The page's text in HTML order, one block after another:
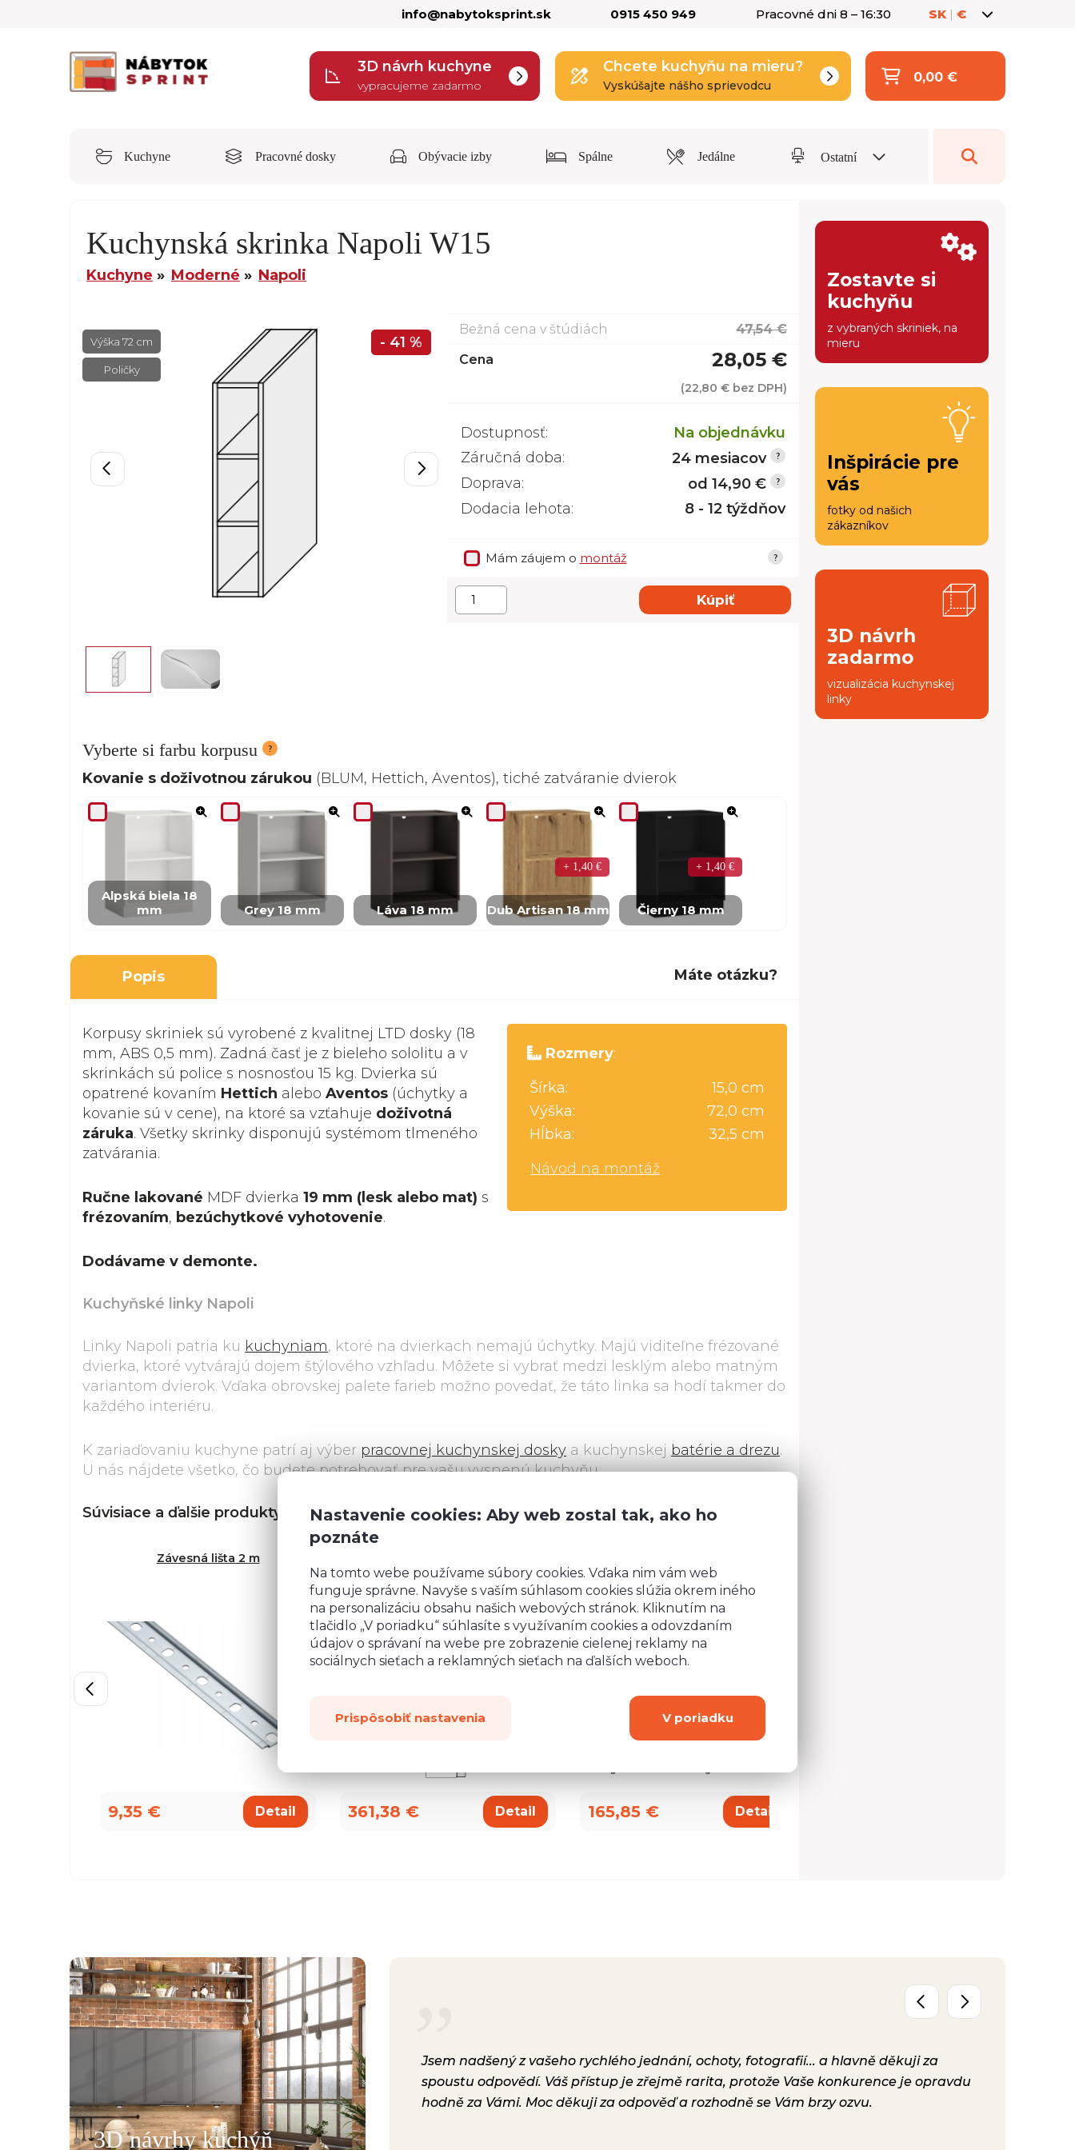
info@nabytoksprint.sk 0915 450 949 Pracovné dni 8 – 16:30 SK | €
3D návrh kuchyne
vypracujeme zadarmo
Chcete kuchyňu na mieru?
Vyskúšajte nášho sprievodcu
0,00 €
Kuchyne Pracovné dosky Obývacie izby Spálne Jedálne Ostatní
Kuchynská skrinka Napoli W15
Kuchyne Moderné Napoli
Výška 72 cm
Poličky
- 41 %
Bežná cena v štúdiách
47,54 €
Cena
28,05 €
(22,80 € bez DPH)
Dostupnosť:
Na objednávku
Záručná doba:
24 mesiacov
Doprava:
od 14,90 €
Dodacia lehota:
8 - 12 týždňov
Mám záujem o montáž
Kúpiť
Vyberte si farbu korpusu
Kovanie s doživotnou zárukou (BLUM, Hettich, Aventos), tiché zatváranie dvierok
Alpská biela 18
mm
Grey 18 mm Láva 18 mm Dub Artisan 18 mm
+ 1,40 €
Čierny 18 mm
+ 1,40 €
Popis Máte otázku?
Rozmery:
Šírka:
15,0 cm
Výška:
72,0 cm
Hĺbka:
32,5 cm
Návod na montáž
Korpusy skriniek sú vyrobené z kvalitnej LTD dosky (18
mm, ABS 0,5 mm). Zadná časť je z bieleho sololitu a v
skrinkách sú police s nosnosťou 15 kg. Dvierka sú
opatrené kovaním Hettich alebo Aventos (úchytky a
kovanie sú v cene), na ktoré sa vzťahuje doživotná
záruka. Všetky skrinky disponujú systémom tlmeného
zatvárania.
Ručne lakované MDF dvierka 19 mm (lesk alebo mat) s
frézovaním, bezúchytkové vyhotovenie.
Dodávame v demonte.
Kuchyňské linky Napoli
Linky Napoli patria ku kuchyniam, ktoré na dvierkach nemajú úchytky. Majú viditeľne frézované
dvierka, ktoré vytvárajú dojem štýlového vzhľadu. Môžete si vybrať medzi lesklým alebo matným
variantom dvierok. Vďaka obrovskej palete farieb možno povedať, že táto linka sa hodí takmer do
každého interiéru.
K zariaďovaniu kuchyne patrí aj výber pracovnej kuchynskej dosky a kuchynskej batérie a drezu.
U nás nájdete všetko, čo budete potrebovať pre vašu vysnenú kuchyňu.
Súvisiace a ďalšie produkty z raduNapoli
Závesná lišta 2 m
9,35 € Detail 361,38 € Detail 165,85 € Detail
Zostavte si
kuchyňu
z vybraných skriniek, na
mieru
Inšpirácie pre
vás
fotky od našich
zákazníkov
3D návrh
zadarmo
vizualizácia kuchynskej
linky
3D návrhy kuchýň
deseti. Kuchyň je krásná a kvalitní. Ochotný personál,
mi pomohla se vším a komunikovala ihned, bez prodlení.
které jsme postupně upravovaly, stejně tak mi poslala i
pracovních desek a korpusů skříní. Montéři u nás strávili
s každou překážkou, která na ně ať už ze strany
Jsem nadšený z vašeho rychlého jednání, ochoty, fotografií... a hlavně děkuji za
spoustu odpovědí. Váš přístup je zřejmě rarita, protože Vaše konkurence je opravdu
hodně za Vámi. Moc děkuji za odpověď a rozhodně se Vám brzy ozvu.
Nastavenie cookies: Aby web zostal tak, ako ho
poznáte
Na tomto webe používame súbory cookies. Vďaka nim vám web
funguje správne. Navyše s vaším súhlasom cookies slúžia okrem iného
na personalizáciu obsahu našich webových stránok. Kliknutím na
tlačidlo „V poriadku“ súhlasíte s využívaním cookies a odovzdaním
údajov o správaní na webe pre zobrazenie cielenej reklamy na
sociálnych sieťach a reklamných sieťach na ďalších weboch.
Prispôsobiť nastavenia V poriadku